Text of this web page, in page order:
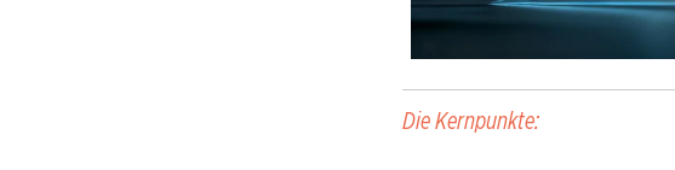
Die Kernpunkte: